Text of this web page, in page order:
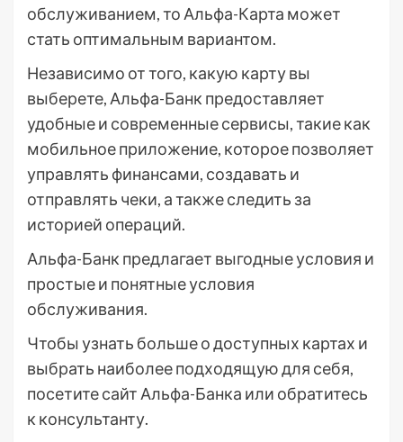
обслуживанием, то Альфа-Карта может
стать оптимальным вариантом.
Независимо от того, какую карту вы
выберете, Альфа-Банк предоставляет
удобные и современные сервисы, такие как
мобильное приложение, которое позволяет
управлять финансами, создавать и
отправлять чеки, а также следить за
историей операций.
Альфа-Банк предлагает выгодные условия и
простые и понятные условия
обслуживания.
Чтобы узнать больше о доступных картах и
выбрать наиболее подходящую для себя,
посетите сайт Альфа-Банка или обратитесь
к консультанту.